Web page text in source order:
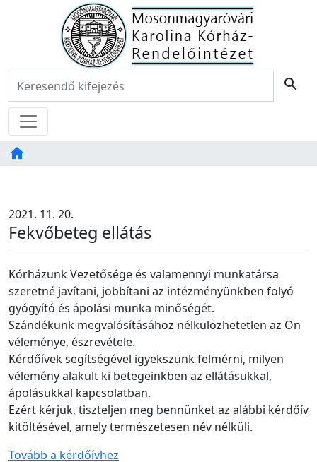
Főoldal
Keresés: search
Menü
home
TAB
2021. 11. 20.
Fekvőbeteg ellátás
Kórházunk Vezetősége és valamennyi munkatársa
szeretné javítani, jobbítani az intézményünkben folyó
gyógyító és ápolási munka minőségét.
Szándékunk megvalósításához nélkülözhetetlen az Ön
véleménye, észrevétele.
Kérdőívek segítségével igyekszünk felmérni, milyen
vélemény alakult ki betegeinkben az ellátásukkal,
ápolásukkal kapcsolatban.
Ezért kérjük, tiszteljen meg bennünket az alábbi kérdőív
kitöltésével, amely természetesen név nélküli.
Tovább a kérdőívhez